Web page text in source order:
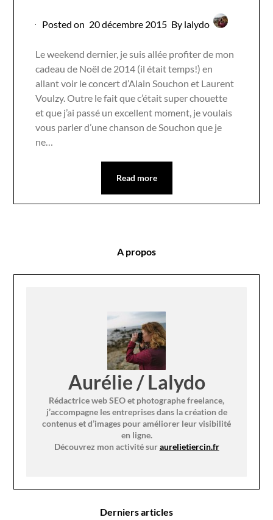
Posted on 20 décembre 2015 By lalydo
Le weekend dernier, je suis allée profiter de mon
cadeau de Noël de 2014 (il était temps!) en
allant voir le concert d’Alain Souchon et Laurent
Voulzy. Outre le fait que c’était super chouette
et que j’ai passé un excellent moment, je voulais
vous parler d’une chanson de Souchon que je
ne…
Read more
A propos
Aurélie / Lalydo
Rédactrice web SEO et photographe freelance,
j’accompagne les entreprises dans la création de
contenus et d’images pour améliorer leur visibilité
en ligne.
Découvrez mon activité suraurelietiercin.fr
Derniers articles